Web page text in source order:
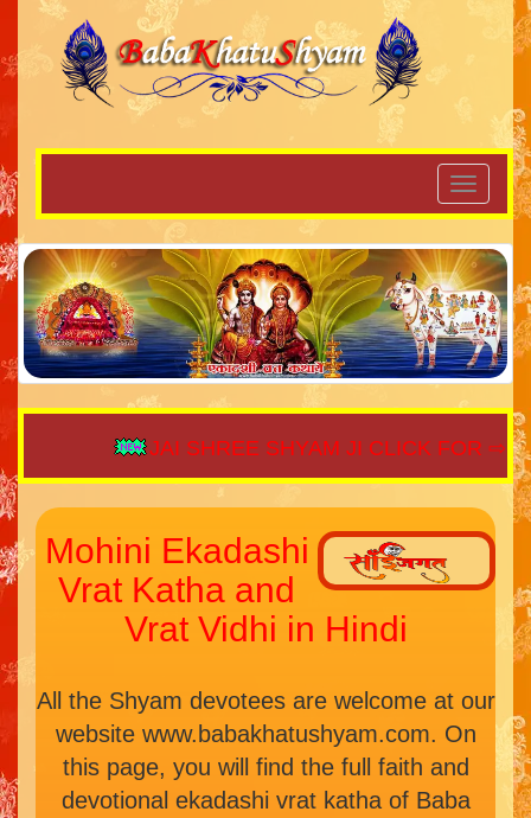
JAI SHREE SHYAM JI CLICK FOR ⇨
Mohini Ekadashi
Vrat Katha and
Vrat Vidhi in Hindi
All the Shyam devotees are welcome at our
website www.babakhatushyam.com. On
this page, you will find the full faith and
devotional ekadashi vrat katha of Baba